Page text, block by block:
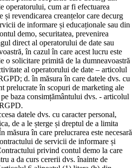
operatorului, cum ar fi efectuarea
și revendicarea creanțelor care decurg
de informare și educaționale sau din
demo, securitatea, prevenirea
direct al operatorului de date sau
în cazul în care acest lucru este
o solicitare primită de la dumneavoastră
al operatorului de date – articolul
d. în măsura în care datele dvs. cu
prelucrate în scopuri de marketing ale
baza consimțământului dvs. - articolul
datele dvs. cu caracter personal,
de a le șterge și dreptul de a limita
măsura în care prelucrarea este necesară
de servicii de informare și
privind contul demo la care
a da curs cererii dvs. înainte de